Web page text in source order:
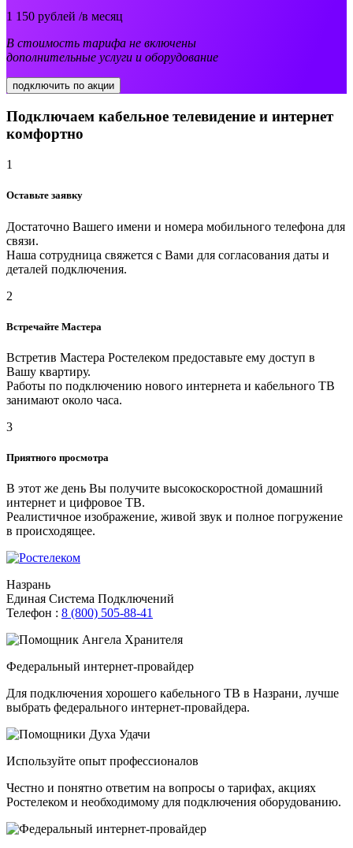
1 150 рублей /в месяц
В стоимость тарифа не включены
дополнительные услуги и оборудование
подключить по акции
Подключаем кабельное телевидение и интернет
комфортно
1
Оставьте заявку
Достаточно Вашего имени и номера мобильного телефона для
связи.
Наша сотрудница свяжется с Вами для согласования даты и
деталей подключения.
2
Встречайте Мастера
Встретив Мастера Ростелеком предоставьте ему доступ в
Вашу квартиру.
Работы по подключению нового интернета и кабельного ТВ
занимают около часа.
3
Приятного просмотра
В этот же день Вы получите высокоскоростной домашний
интернет и цифровое ТВ.
Реалистичное изображение, живой звук и полное погружение
в происходящее.
Назрань
Единая Система Подключений
Телефон : 8 (800) 505-88-41
Федеральный интернет-провайдер
Для подключения хорошего кабельного ТВ в Назрани, лучше
выбрать федерального интернет-провайдера.
Используйте опыт профессионалов
Честно и понятно ответим на вопросы о тарифах, акциях
Ростелеком и необходимому для подключения оборудованию.